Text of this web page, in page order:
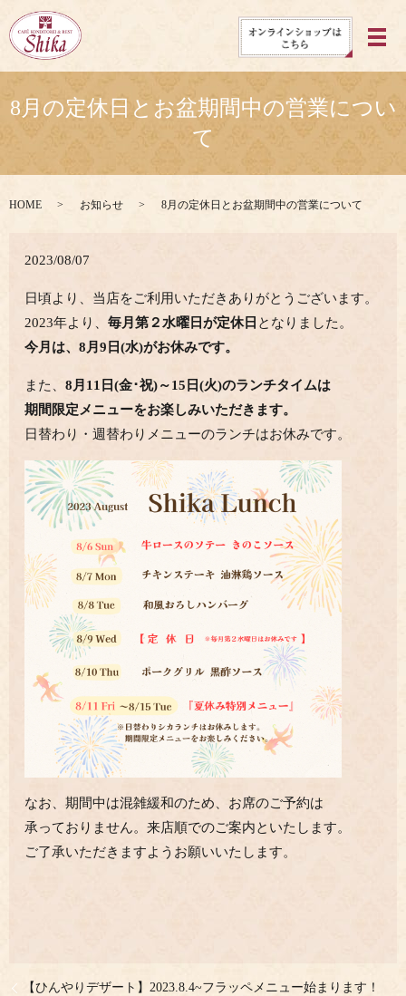
メ
8月の定休日とお盆期間中の営業につい
て
HOME お知らせ 8月の定休日とお盆期間中の営業について
2023/08/07
日頃より、当店をご利用いただきありがとうございます。
2023年より、毎月第２水曜日が定休日 となりました。
今月は、8月9日(水)がお休みです。
また、8月11日(金･祝)～15日(火)のランチタイムは
期間限定メニューをお楽しみいただきます。
日替わり・週替わりメニューのランチはお休みです。
なお、期間中は混雑緩和のため、お席のご予約は
承っておりません。来店順でのご案内といたします。
ご了承いただきますようお願いいたします。
【ひんやりデザート】2023.8.4~フラッペメニュー始まります！